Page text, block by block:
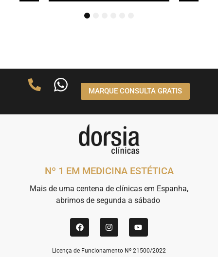
4
MARQUE CONSULTA GRATIS
Nº 1 EM MEDICINA ESTÉTICA
Mais de uma centena de clínicas em Espanha,
abrimos de segunda a sábado
Licença de Funcionamento Nº 21500/2022